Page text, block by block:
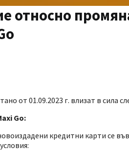
относно
от 01.09.2023 г. влизат в сила
Go:
кредитни карти се